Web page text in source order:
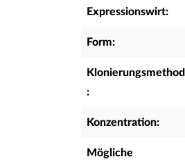
Expressionswirt:
Form:
:
Konzentration:
Mögliche